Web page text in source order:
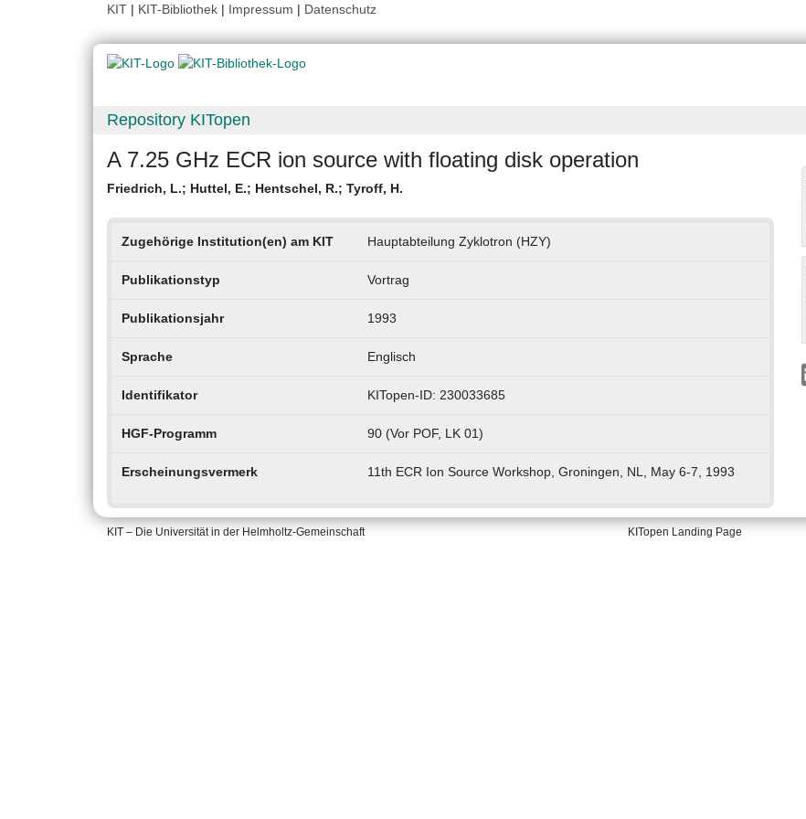
KIT | KIT-Bibliothek | Impressum | Datenschutz
Repository KITopen
A 7.25 GHz ECR ion source with floating disk operation
Friedrich, L.; Huttel, E.; Hentschel, R.; Tyroff, H.
Zugehörige Institution(en) am KIT Hauptabteilung Zyklotron (HZY)
Publikationstyp Vortrag
Publikationsjahr 1993
Sprache Englisch
Identifikator KITopen-ID: 230033685
HGF-Programm 90 (Vor POF, LK 01)
Erscheinungsvermerk 11th ECR Ion Source Workshop, Groningen, NL, May 6-7, 1993
KIT – Die Universität in der Helmholtz-Gemeinschaft KITopen Landing Page